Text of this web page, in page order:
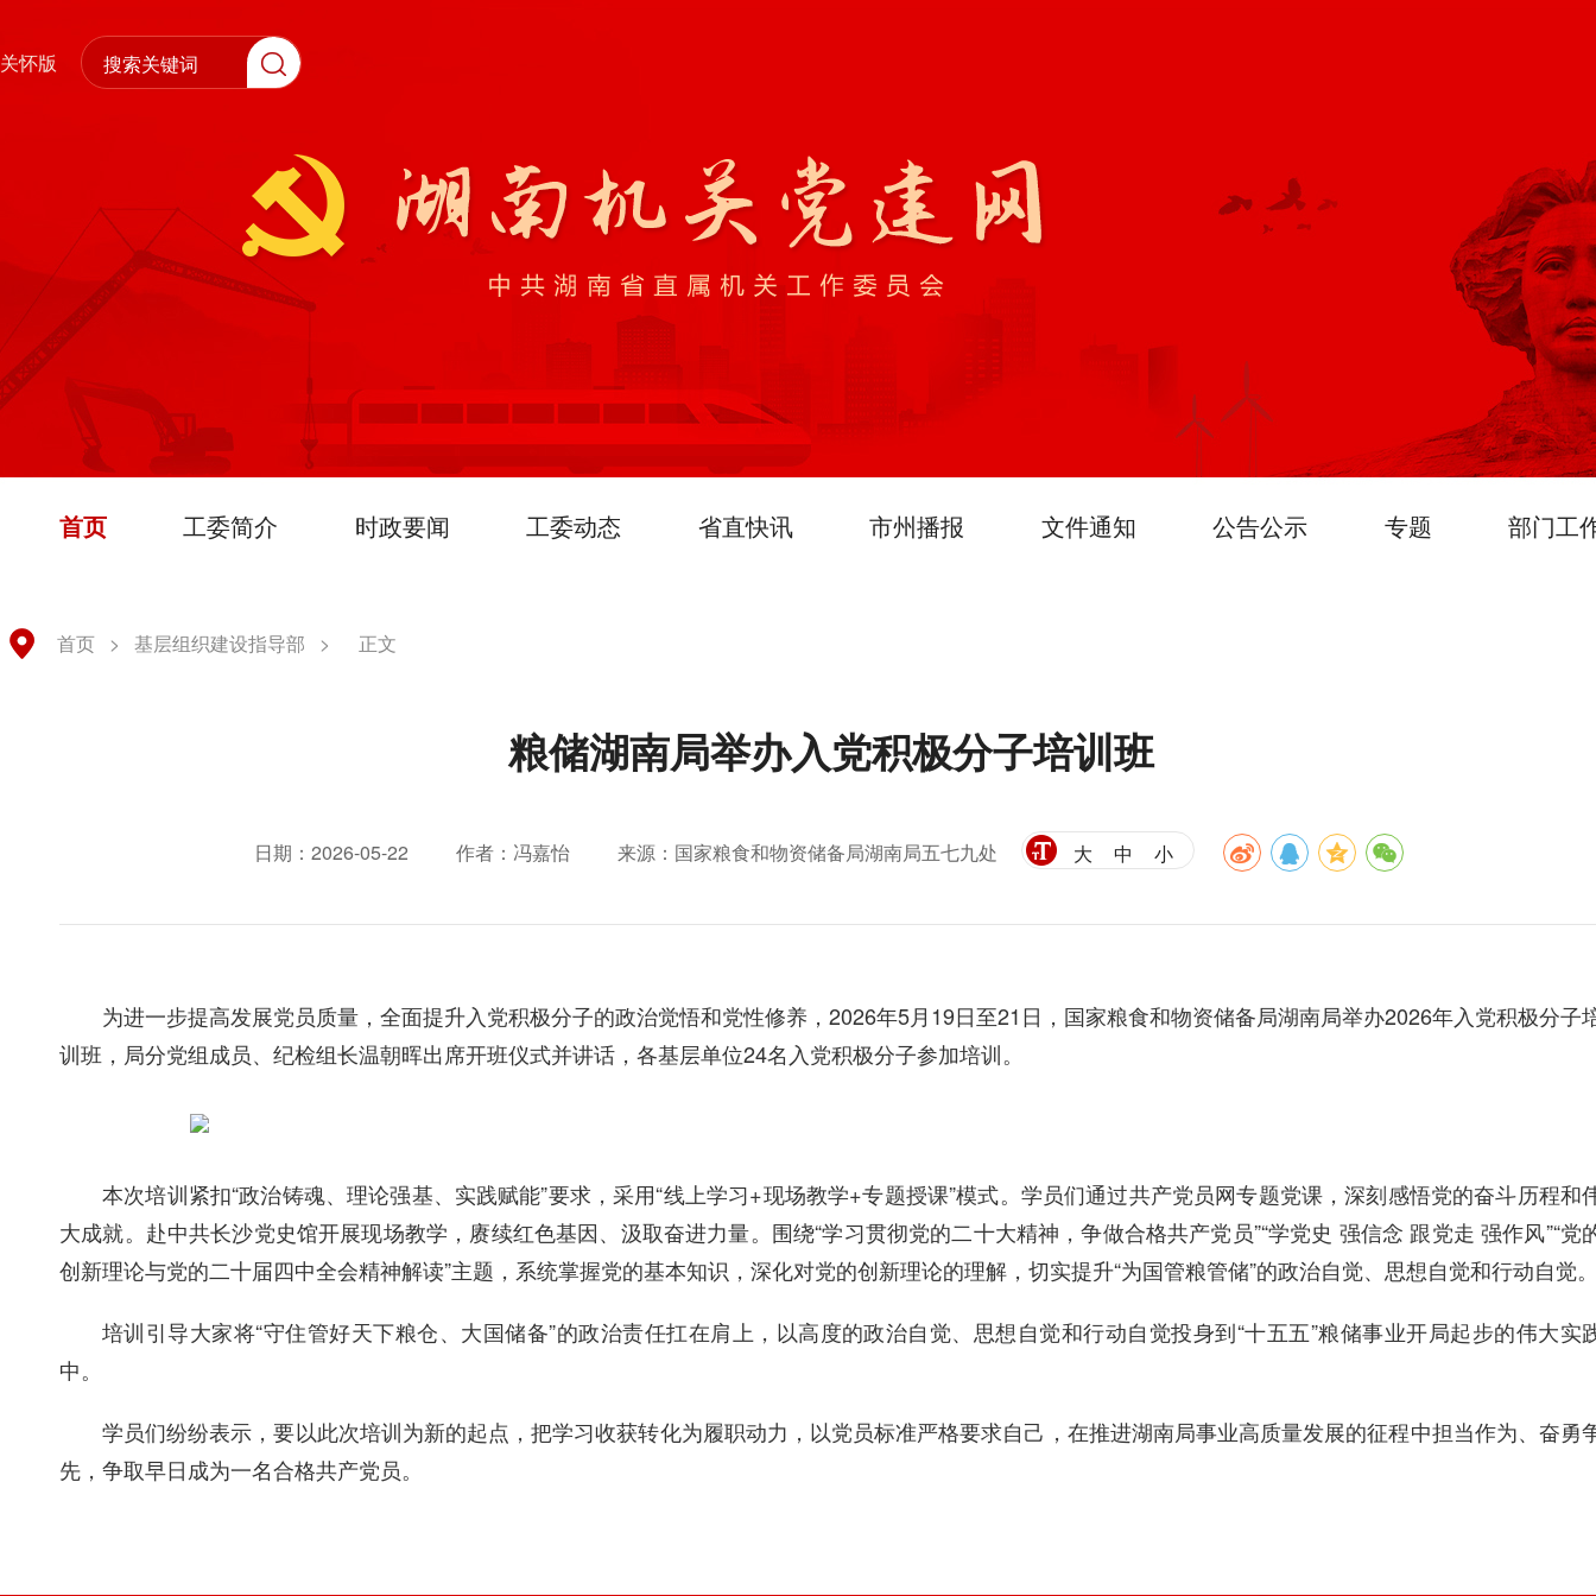
关怀版
首页 工委简介 时政要闻 工委动态 省直快讯 市州播报 文件通知 公告公示 专题 部门工
首页 > 基层组织建设指导部 > 正文
粮储湖南局举办入党积极分子培训班
日期：2026-05-22 作者：冯嘉怡 来源：国家粮食和物资储备局湖南局五七九处 大 中 小
为进一步提高发展党员质量，全面提升入党积极分子的政治觉悟和党性修养，2026年5月19日至21日，国家粮食和物资储备局湖南局举办2026年入党积极分子
训班，局分党组成员、纪检组长温朝晖出席开班仪式并讲话，各基层单位24名入党积极分子参加培训。
本次培训紧扣“政治铸魂、理论强基、实践赋能”要求，采用“线上学习+现场教学+专题授课”模式。学员们通过共产党员网专题党课，深刻感悟党的奋斗历程和
大成就。赴中共长沙党史馆开展现场教学，赓续红色基因、汲取奋进力量。围绕“学习贯彻党的二十大精神，争做合格共产党员”“学党史 强信念 跟党走 强作风”“党
创新理论与党的二十届四中全会精神解读”主题，系统掌握党的基本知识，深化对党的创新理论的理解，切实提升“为国管粮管储”的政治自觉、思想自觉和行动自觉
培训引导大家将“守住管好天下粮仓、大国储备”的政治责任扛在肩上，以高度的政治自觉、思想自觉和行动自觉投身到“十五五”粮储事业开局起步的伟大实
中。
学员们纷纷表示，要以此次培训为新的起点，把学习收获转化为履职动力，以党员标准严格要求自己，在推进湖南局事业高质量发展的征程中担当作为、奋勇
先，争取早日成为一名合格共产党员。